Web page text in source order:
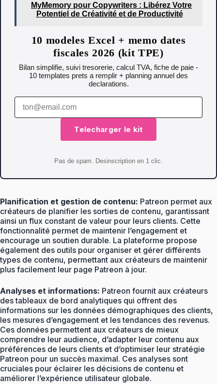
MyMemory pour Copywriters : Libérez Votre
Potentiel de Créativité et de Productivité
10 modeles Excel + memo dates
fiscales 2026 (kit TPE)
Bilan simplifie, suivi tresorerie, calcul TVA, fiche de paie -
10 templates prets a remplir + planning annuel des
declarations.
Telecharger le kit
Pas de spam. Desinscription en 1 clic.
Planification et gestion de contenu: Patreon permet aux
créateurs de planifier les sorties de contenu, garantissant
ainsi un flux constant de valeur pour leurs clients. Cette
fonctionnalité permet de maintenir l’engagement et
encourage un soutien durable. La plateforme propose
également des outils pour organiser et gérer différents
types de contenu, permettant aux créateurs de maintenir
plus facilement leur page Patreon à jour.
Analyses et informations: Patreon fournit aux créateurs
des tableaux de bord analytiques qui offrent des
informations sur les données démographiques des clients,
les mesures d’engagement et les tendances des revenus.
Ces données permettent aux créateurs de mieux
comprendre leur audience, d’adapter leur contenu aux
préférences de leurs clients et d’optimiser leur stratégie
Patreon pour un succès maximal. Ces analyses sont
cruciales pour éclairer les décisions de contenu et
améliorer l’expérience utilisateur globale.